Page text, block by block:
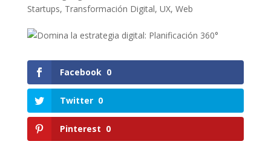
Startups, Transformación Digital, UX, Web
Facebook 0
Twitter 0
Pinterest 0